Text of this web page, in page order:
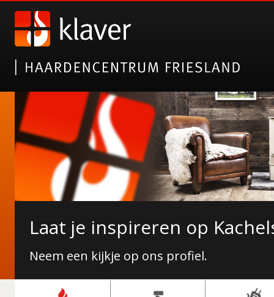
Nieuwe collectie
Janco de Jong!
Laat je inspireren op
Neem een kijkje op ons profiel.
NAVIGATIE